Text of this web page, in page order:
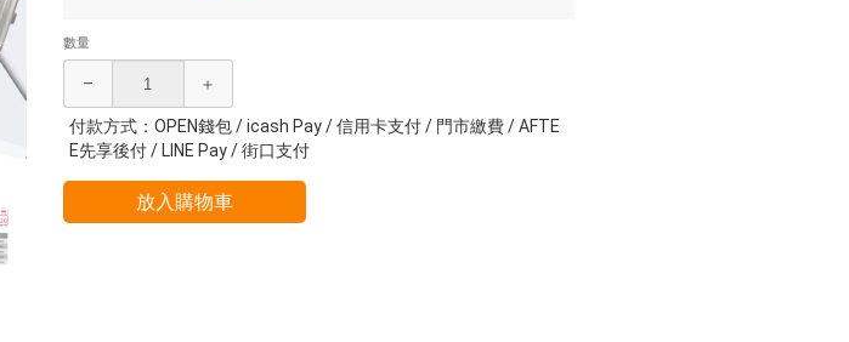
數量
– ＋
付款方式：OPEN錢包 / icash Pay / 信用卡支付 / 門市繳費 / AFTE
E先享後付 / LINE Pay / 街口支付
放入購物車